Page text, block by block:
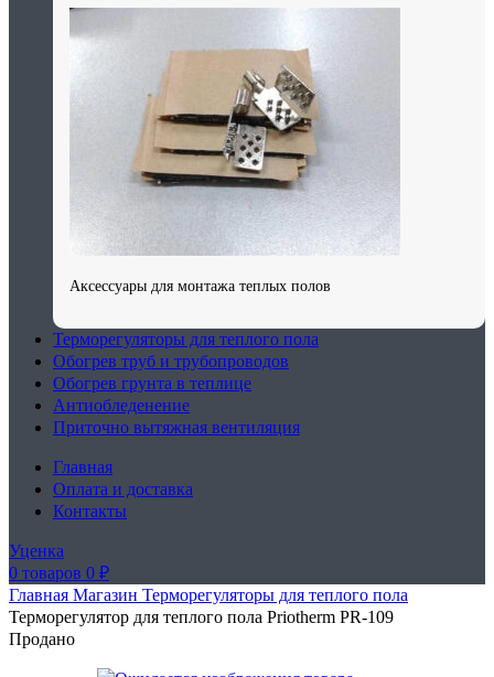
Аксессуары для монтажа теплых полов
Терморегуляторы для теплого пола
Обогрев труб и трубопроводов
Обогрев грунта в теплице
Антиобледенение
Приточно вытяжная вентиляция
Главная
Оплата и доставка
Контакты
Уценка
0 товаров 0 ₽
Главная Магазин Терморегуляторы для теплого пола
Терморегулятор для теплого пола Priotherm PR-109
Продано